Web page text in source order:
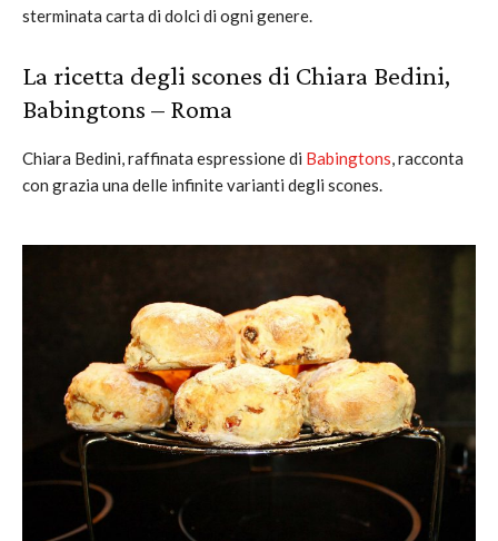
sterminata carta di dolci di ogni genere.
La ricetta degli scones di Chiara Bedini,
Babingtons – Roma
Chiara Bedini, raffinata espressione di Babingtons, racconta
con grazia una delle infinite varianti degli scones.